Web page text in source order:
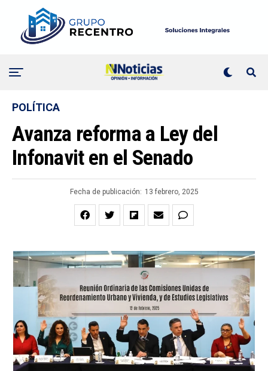
POLÍTICA
Avanza reforma a Ley del
Infonavit en el Senado
Fecha de publicación: 13 febrero, 2025